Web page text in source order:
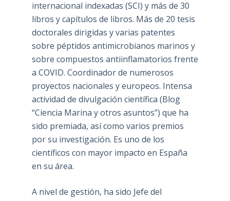
internacional indexadas (SCI) y más de 30
libros y capítulos de libros. Más de 20 tesis
doctorales dirigidas y varias patentes
sobre péptidos antimicrobianos marinos y
sobre compuestos antiinflamatorios frente
a COVID. Coordinador de numerosos
proyectos nacionales y europeos. Intensa
actividad de divulgación científica (Blog
“Ciencia Marina y otros asuntos”) que ha
sido premiada, así como varios premios
por su investigación. Es uno de los
científicos con mayor impacto en España
en su área.
A nivel de gestión, ha sido Jefe del